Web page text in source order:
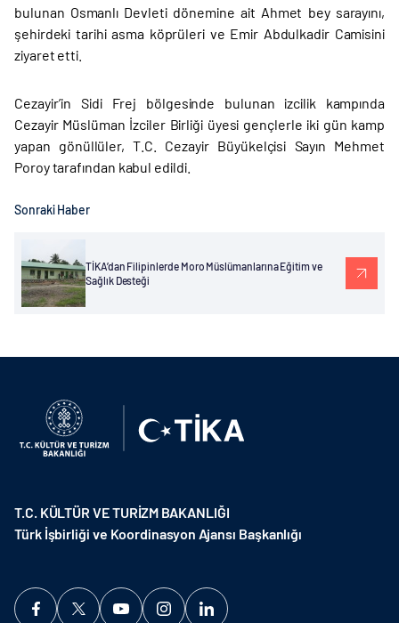
bulunan Osmanlı Devleti dönemine ait Ahmet bey sarayını,
şehirdeki tarihi asma köprüleri ve Emir Abdulkadir Camisini
ziyaret etti.
Cezayir’in Sidi Frej bölgesinde bulunan izcilik kampında
Cezayir Müslüman İzciler Birliği üyesi gençlerle iki gün kamp
yapan gönüllüler, T.C. Cezayir Büyükelçisi Sayın Mehmet
Poroy tarafından kabul edildi.
Sonraki Haber
TİKA’dan Filipinlerde Moro Müslümanlarına Eğitim ve
Sağlık Desteği
T.C. KÜLTÜR VE TURİZM BAKANLIĞI
Türk İşbirliği ve Koordinasyon Ajansı Başkanlığı